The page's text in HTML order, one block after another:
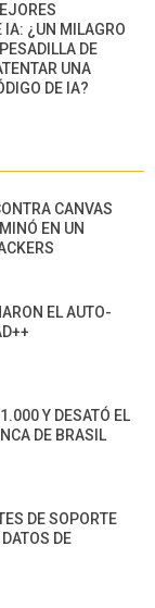
IA: ¿UN MILAGRO
DE
UNA
DE IA?
CANVAS
EN UN
EL AUTO-
Y DESATÓ EL
DE BRASIL
DE SOPORTE
DE